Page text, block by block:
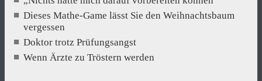
Dieses Mathe-Game lässt Sie den Weihnachtsbaum
vergessen
Doktor trotz Prüfungsangst
Wenn Ärzte zu Tröstern werden